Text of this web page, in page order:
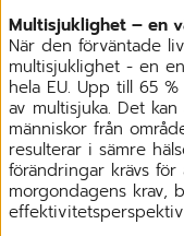
Multisjuklighet – en
När den förväntade
multisjuklighet - en
hela EU. Upp till 65
av multisjuka. Det
människor från
resulterar i sämre
förändringar krävs
morgondagens krav,